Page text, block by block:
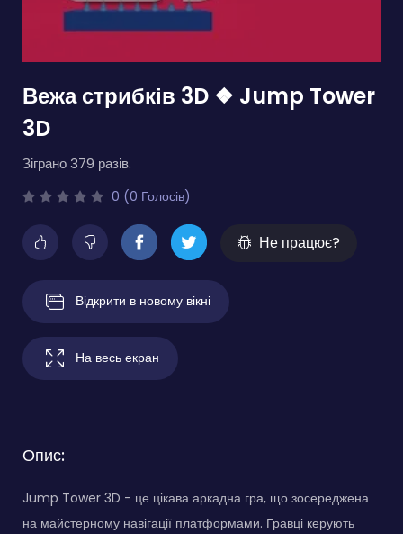
Вежа стрибків 3D ❖ Jump Tower
3D
Зіграно 379 разів.
0 (0 Голосів)
Не працює?
Відкрити в новому вікні
На весь екран
Опис:
Jump Tower 3D - це цікава аркадна гра, що зосереджена
на майстерному навігації платформами. Гравці керують